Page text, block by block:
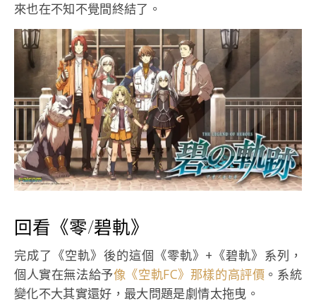
來也在不知不覺間終結了。
回看《零/碧軌》
完成了《空軌》後的這個《零軌》+《碧軌》系列，
個人實在無法給予像《空軌FC》那樣的高評價 。系統
變化不大其實還好，最大問題是劇情太拖曳。